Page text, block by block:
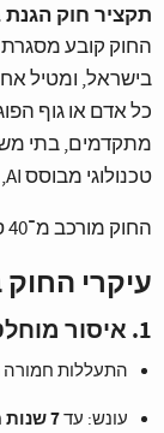
תקציר חוק הגנת
החוק קובע
בישראל, ומטיל
כל אדם או גוף
מתקדמים, בתי
טכנולוגי מבוסס AI, ושקיפות מלאה במתקני גידול וניסויים.
החוק מורכב מ־40 סעיפים המחולקים ל־14 פרקים.
עיקרי
1. איסור מוחלט על התעללות חמורה
התעללות חמורה
עונש: עד7 שנות מאסר